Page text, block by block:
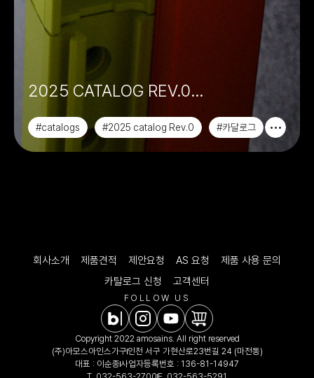
2025 CATALOG REV.0
아모스아인스가구
#catalogs #2025 catalog Rev.0
#카달로그
회사소개 제품견적 제안요청 AS 요청
제품 사용 문의
카탈로그 신청
고객센터
FOLLOW US
Copyright 2022 amosains. All right reserved
(주)아모스아인스가구인천 서구 가현산로23번길 24 (마전동)
대표 : 이순종사업자등록번호 : 136-81-14947